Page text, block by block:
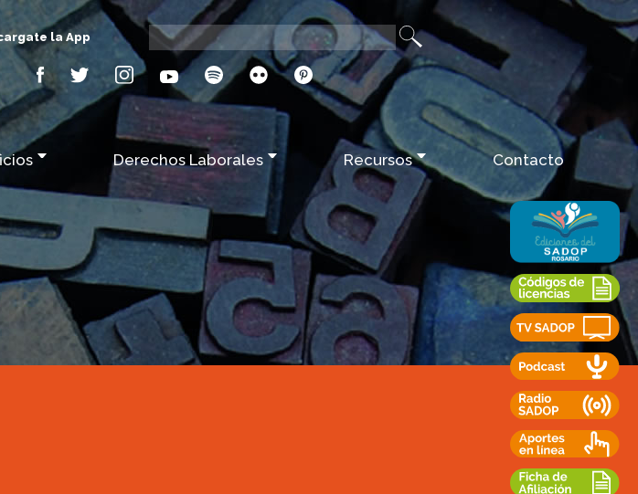
la App
Derechos Laborales Recursos Contacto